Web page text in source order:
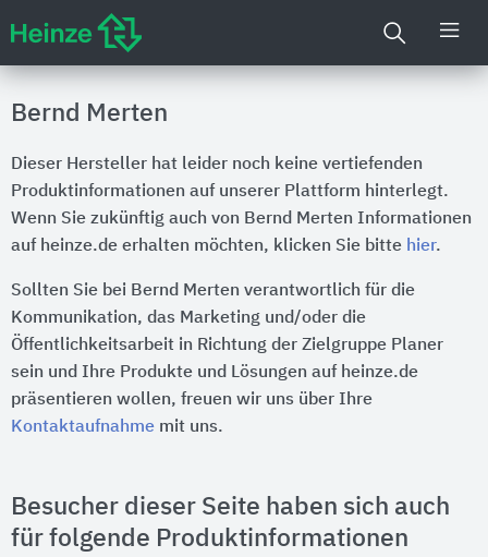
Bernd Merten
Dieser Hersteller hat leider noch keine vertiefenden
Produktinformationen auf unserer Plattform hinterlegt.
Wenn Sie zukünftig auch von Bernd Merten Informationen
auf heinze.de erhalten möchten, klicken Sie bitte hier.
Sollten Sie bei Bernd Merten verantwortlich für die
Kommunikation, das Marketing und/oder die
Öffentlichkeitsarbeit in Richtung der Zielgruppe Planer
sein und Ihre Produkte und Lösungen auf heinze.de
präsentieren wollen, freuen wir uns über Ihre
Kontaktaufnahme mit uns.
Besucher dieser Seite haben sich auch
für folgende Produktinformationen